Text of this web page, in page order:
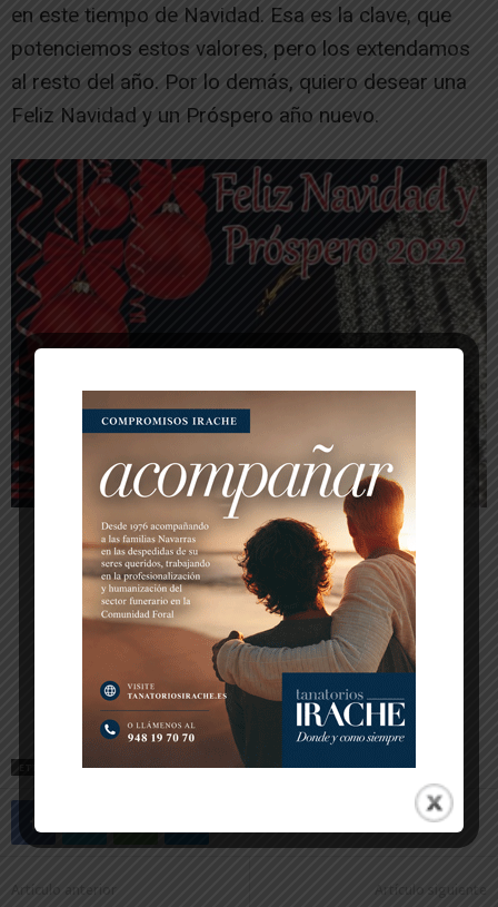
en este tiempo de Navidad. Esa es la clave, que
potenciemos estos valores, pero los extendamos
al resto del año. Por lo demás, quiero desear una
Feliz Navidad y un Próspero año nuevo.
-- Publicidad --
-- Publicidad --
MILAGRO
Artículo anterior Artículo siguiente